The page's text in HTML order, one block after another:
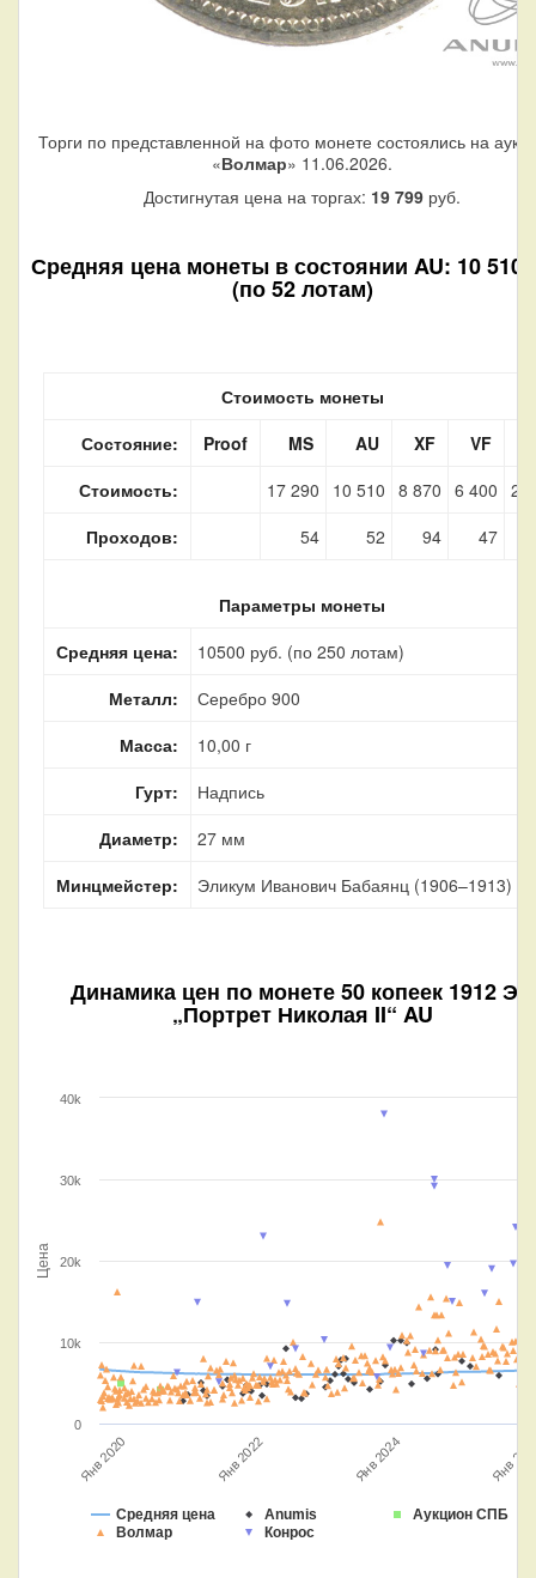
Торги по представленной на фото монете состоялись на
«Волмар» 11.06.2026.
Достигнутая цена на торгах: 19 799 руб.
Средняя цена монеты в состоянии AU: 10 510
(по 52 лотам)
Стоимость монеты
Состояние:
Proof MS AU XF
VF
Стоимость:
17 290 10 510 8 870 6 400 2
Проходов:
54 52 94 47
Параметры монеты
Средняя цена:
10500 руб. (по 250 лотам)
Металл:
Серебро 900
Масса:
10,00 г
Гурт:
Надпись
Диаметр:
27 мм
Минцмейстер:
Эликум Иванович Бабаянц (1906–1913)
Динамика цен по монете50 копеек 1912 ЭБ
„Портрет Николая II“ AU
Цена
Средняя цена Anumis
Аукцион СПБ
Волмар
Конрос
Янв 2020 Янв 2022 Янв 2024 Янв
0
10k
20k
30k
40k